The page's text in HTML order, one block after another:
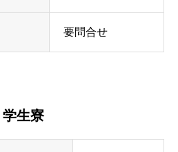
要問合せ
学生寮